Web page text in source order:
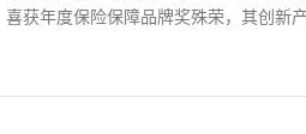
获年度保险保障品牌奖殊荣，其创新